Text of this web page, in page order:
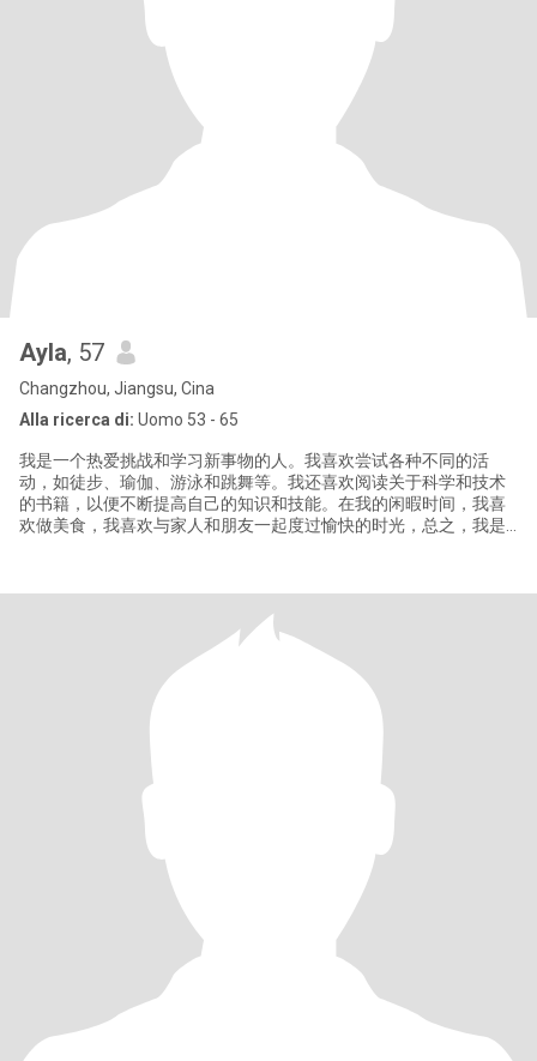
Ayla, 57
Changzhou, Jiangsu, Cina
Alla ricerca di: Uomo 53 - 65
我是一个热爱挑战和学习新事物的人。我喜欢尝试各种不同的活
动，如徒步、瑜伽、游泳和跳舞等。我还喜欢阅读关于科学和技术
的书籍，以便不断提高自己的知识和技能。在我的闲暇时间，我喜
欢做美食，我喜欢与家人和朋友一起度过愉快的时光，总之，我是